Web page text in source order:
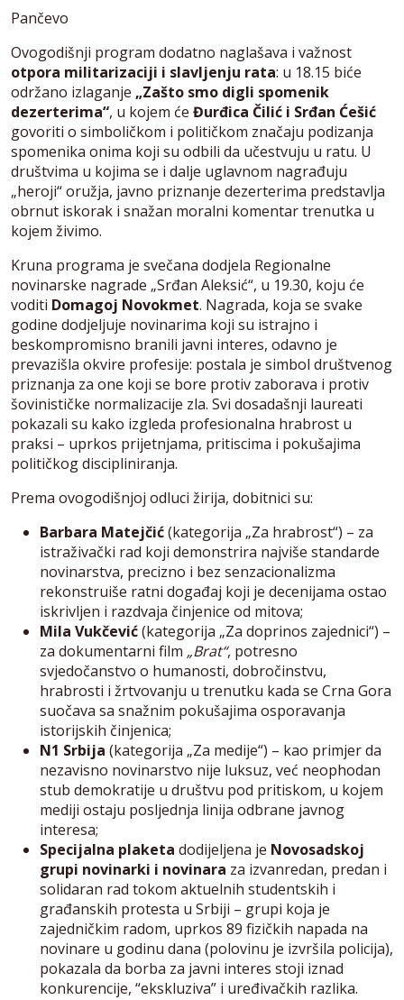
Pančevo
Ovogodišnji program dodatno naglašava i važnost
otpora militarizaciji i slavljenju rata: u 18.15 biće
održano izlaganje „Zašto smo digli spomenik
dezerterima“, u kojem će Đurđica Čilić i Srđan Ćešić
govoriti o simboličkom i političkom značaju podizanja
spomenika onima koji su odbili da učestvuju u ratu. U
društvima u kojima se i dalje uglavnom nagrađuju
„heroji“ oružja, javno priznanje dezerterima predstavlja
obrnut iskorak i snažan moralni komentar trenutka u
kojem živimo.
Kruna programa je svečana dodjela Regionalne
novinarske nagrade „Srđan Aleksić“, u 19.30, koju će
voditi Domagoj Novokmet. Nagrada, koja se svake
godine dodjeljuje novinarima koji su istrajno i
beskompromisno branili javni interes, odavno je
prevazišla okvire profesije: postala je simbol društvenog
priznanja za one koji se bore protiv zaborava i protiv
šovinističke normalizacije zla. Svi dosadašnji laureati
pokazali su kako izgleda profesionalna hrabrost u
praksi – uprkos prijetnjama, pritiscima i pokušajima
političkog discipliniranja.
Prema ovogodišnjoj odluci žirija, dobitnici su:
Barbara Matejčić(kategorija „Za hrabrost“) – za
istraživački rad koji demonstrira najviše standarde
novinarstva, precizno i bez senzacionalizma
rekonstruiše ratni događaj koji je decenijama ostao
iskrivljen i razdvaja činjenice od mitova;
Mila Vukčević(kategorija „Za doprinos zajednici“) –
za dokumentarni film „Brat“, potresno
svjedočanstvo o humanosti, dobročinstvu,
hrabrosti i žrtvovanju u trenutku kada se Crna Gora
suočava sa snažnim pokušajima osporavanja
istorijskih činjenica;
N1 Srbija (kategorija „Za medije“) – kao primjer da
nezavisno novinarstvo nije luksuz, već neophodan
stub demokratije u društvu pod pritiskom, u kojem
mediji ostaju posljednja linija odbrane javnog
interesa;
Specijalna plaketa dodijeljena je Novosadskoj
grupi novinarki i novinara za izvanredan, predan i
solidaran rad tokom aktuelnih studentskih i
građanskih protesta u Srbiji – grupi koja je
zajedničkim radom, uprkos 89 fizičkih napada na
novinare u godinu dana (polovinu je izvršila policija),
pokazala da borba za javni interes stoji iznad
konkurencije, “ekskluziva” i uređivačkih razlika.